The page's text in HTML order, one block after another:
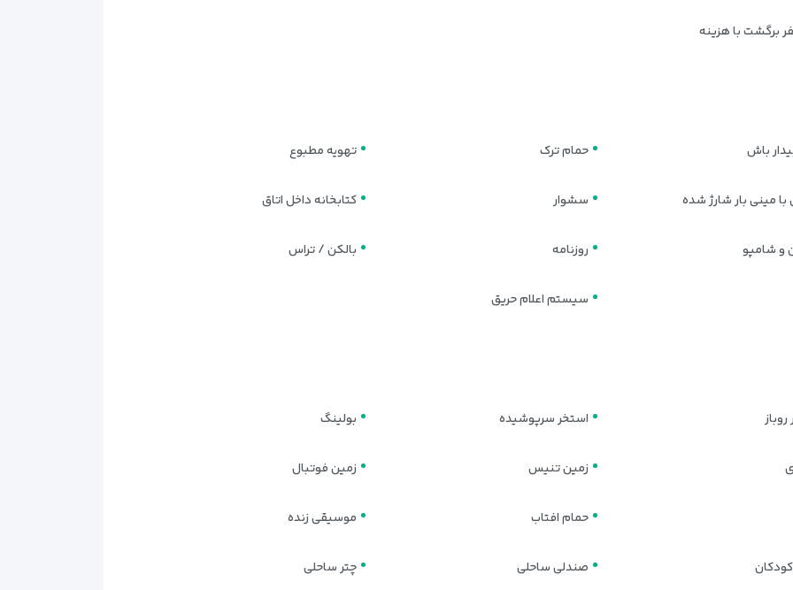
برگشت با هزینه
باش حمام ترک تهویه مطبوع
با مینی بار شارژ شده سشوار کتابخانه داخل اتاق
و شامپو روزنامه بالکن / تراس
سیستم اعلام حریق
استخر سرپوشیده بولینگ
زمین تنیس زمین فوتبال
حمام افتاب موسیقی زنده
صندلی ساحلی چتر ساحلی